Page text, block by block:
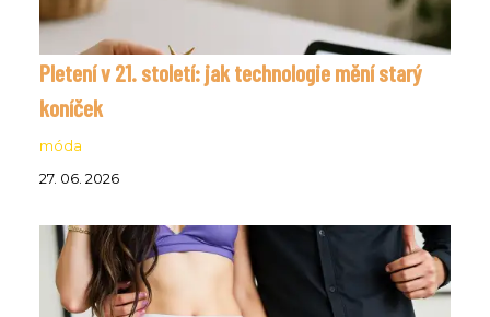
Pletení v 21. století: jak technologie mění starý
koníček
móda
27. 06. 2026